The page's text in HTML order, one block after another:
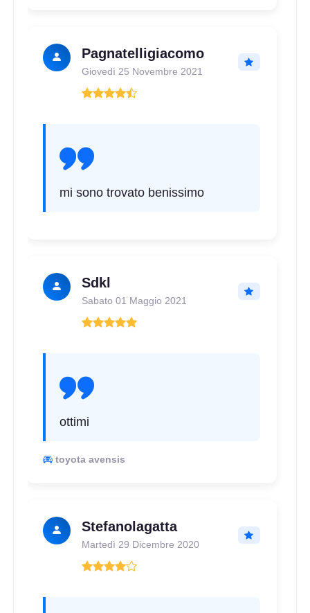
Pagnatelligiacomo
Giovedì 25 Novembre 2021
mi sono trovato benissimo
Sdkl
Sabato 01 Maggio 2021
ottimi
toyota avensis
Stefanolagatta
Martedì 29 Dicembre 2020